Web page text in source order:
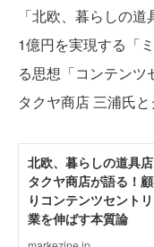
「北欧、暮らしの
1億円を実現する「
る思想「コンテンツ
タクヤ商店 三浦氏